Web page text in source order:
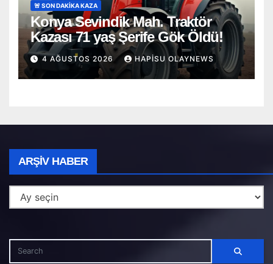
🚨 SON DAKİKA KAZA
Konya Sevindik Mah. Traktör
Kazası 71 yaş Şerife Gök Öldü!
4 AĞUSTOS 2026 HAPISU OLAYNEWS
ARŞIV HABER
Haber